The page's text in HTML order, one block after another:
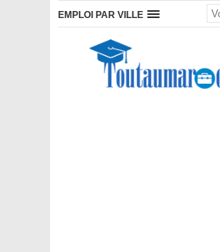
EMPLOI PAR VILLE